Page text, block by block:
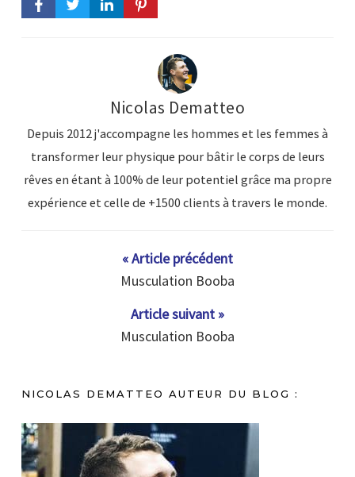
Nicolas Dematteo
Depuis 2012 j'accompagne les hommes et les femmes à
transformer leur physique pour bâtir le corps de leurs
rêves en étant à 100% de leur potentiel grâce ma propre
expérience et celle de +1500 clients à travers le monde.
« Article précédent
Musculation Booba
Article suivant »
Musculation Booba
NICOLAS DEMATTEO AUTEUR DU BLOG :